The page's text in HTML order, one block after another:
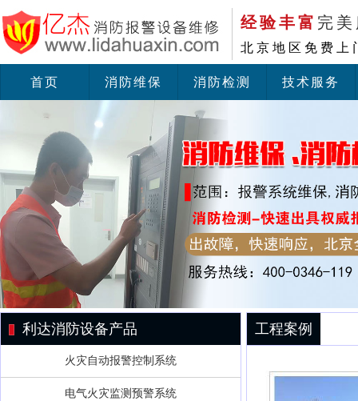
经验丰富 完
北京地区免费上
首页 消防维保 消防检测 技术服务
利达消防设备产品
火灾自动报警控制系统
电气火灾监测预警系统
工程案例